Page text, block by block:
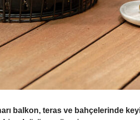
balkon, teras ve bahçelerinde